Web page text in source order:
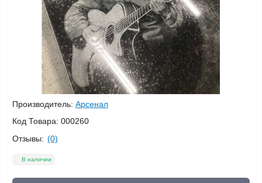
Производитель: Арсенал
Код Товара: 000260
Отзывы: (0)
В наличии